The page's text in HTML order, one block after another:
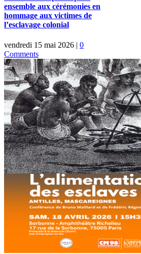
ensemble aux cérémonies en
hommage aux victimes de
l’esclavage colonial
vendredi 15 mai 2026 | 0
Comments